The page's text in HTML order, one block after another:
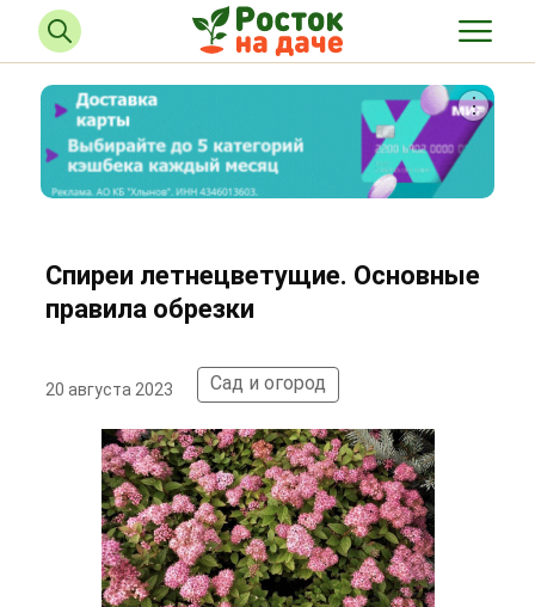
Спиреи летнецветущие. Основные
правила обрезки
20 августа 2023 Сад и огород